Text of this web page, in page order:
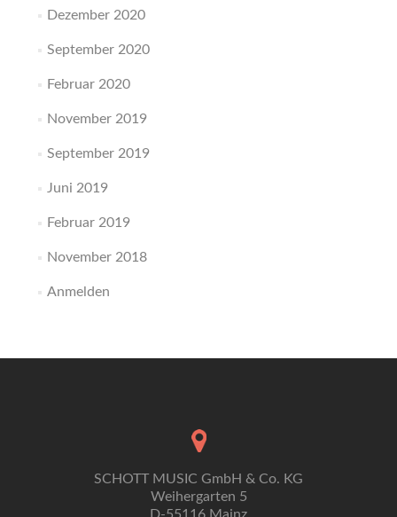
Dezember 2020
September 2020
Februar 2020
November 2019
September 2019
Juni 2019
Februar 2019
November 2018
Anmelden
SCHOTT MUSIC GmbH & Co. KG
Weihergarten 5